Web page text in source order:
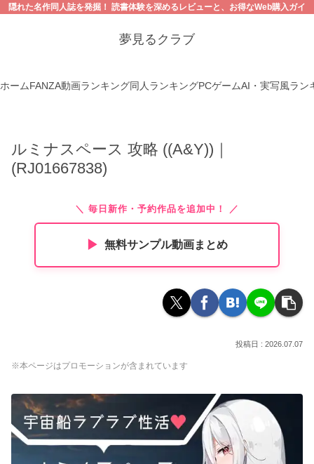
隠れた名作同人誌を発掘！ 読書体験を深めるレビューと、お得なWeb購入ガイ
夢見るクラブ
ホームFANZA動画ランキング同人ランキングPCゲームAI・実写風ラン
ルミナスペース 攻略 ((A&Y))｜
(RJ01667838)
＼ 毎日新作・予約作品を追加中！ ／
▶︎ 無料サンプル動画まとめ
2026.07.07
※本ページはプロモーションが含まれています